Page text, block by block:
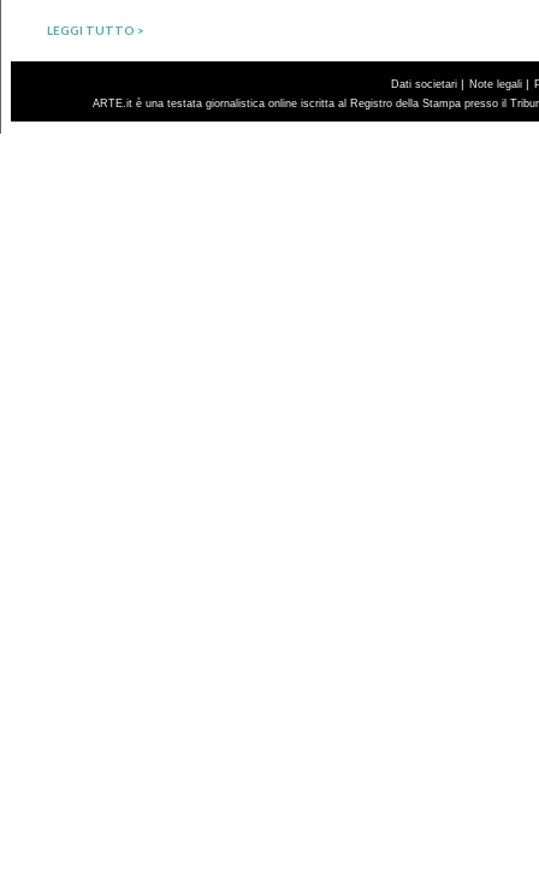
LEGGI TUTTO >
Dati societari | Note legali |
ARTE.it è una testata giornalistica online iscritta al Registro della Stampa presso il